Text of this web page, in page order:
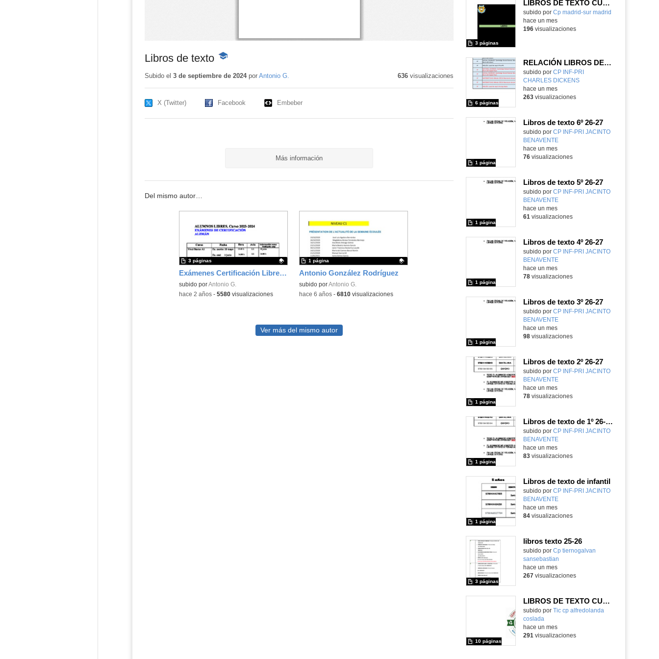
Libros de texto -
educativo
Subido el 3 de septiembre de 2024por Antonio G. 636visualizaciones
X (Twitter) Facebook Embeber
Más información
Del mismo autor…
Exámenes Certificación Libres 2024
Contenido educativo.
subido porAntonio G.
3 páginas
-hace 2 años- 5580visualizaciones
Antonio González Rodríguez
Contenido educativo.
subido porAntonio G.
1 página
-hace 6 años- 6810visualizaciones
Ver más del mismo autor
LIBROS DE TEXTO CURSO 2026-27
subido por Cp madrid-sur madrid
3 páginas
hace un mes
196visualizaciones
RELACIÓN LIBROS DE TEXTO 26-27
subido por CP INF-PRI
CHARLES DICKENS
6 páginas
-
hace un mes
263visualizaciones
Libros de texto 6º 26-27
subido por CP INF-PRI JACINTO
BENAVENTE
1 página
-
hace un mes
76visualizaciones
Libros de texto 5º 26-27
subido por CP INF-PRI JACINTO
BENAVENTE
1 página
-
hace un mes
61 visualizaciones
Libros de texto 4º 26-27
subido por CP INF-PRI JACINTO
BENAVENTE
1 página
-
hace un mes
78visualizaciones
Libros de texto 3º 26-27
subido por CP INF-PRI JACINTO
BENAVENTE
1 página
-
hace un mes
98visualizaciones
Libros de texto 2º 26-27
subido por CP INF-PRI JACINTO
BENAVENTE
1 página
-
hace un mes
78visualizaciones
Libros de texto de 1º 26-27
subido por CP INF-PRI JACINTO
BENAVENTE
1 página
-
hace un mes
83visualizaciones
Libros de texto de infantil
subido por CP INF-PRI JACINTO
BENAVENTE
1 página
-
hace un mes
84visualizaciones
libros texto 25-26
Contenido educativo.
subido por Cp tiernogalvan
sansebastian
3 páginas
hace un mes
267visualizaciones
LIBROS DE TEXTO CURSO 2026/27
Contenido educativo.
subido por Tic cp alfredolanda
coslada
10 páginas
hace un mes
291 visualizaciones